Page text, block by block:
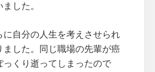
した。
に自分の人生を考えさせられ
ました。同じ職場の先輩が癌
っくり逝ってしまったので